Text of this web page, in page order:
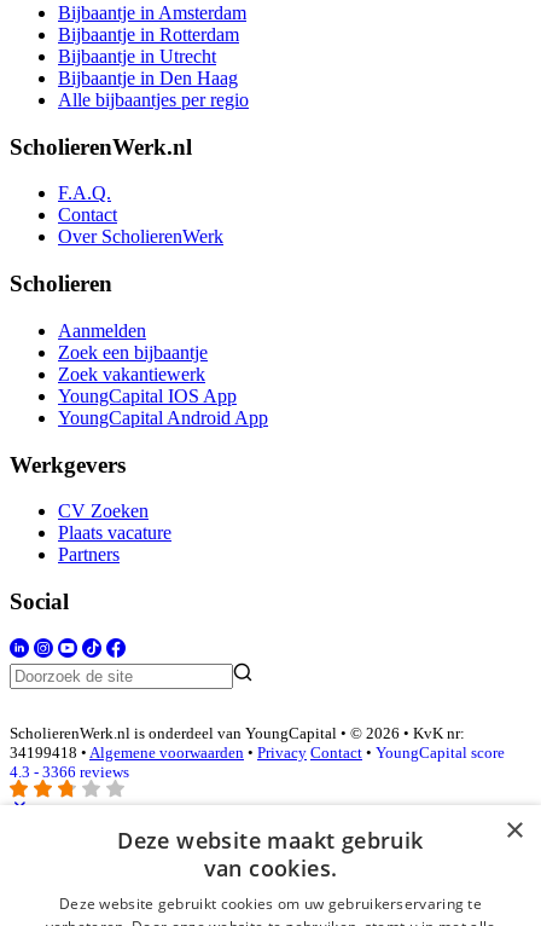
Bijbaantje in Amsterdam
Bijbaantje in Rotterdam
Bijbaantje in Utrecht
Bijbaantje in Den Haag
Alle bijbaantjes per regio
ScholierenWerk.nl
F.A.Q.
Contact
Over ScholierenWerk
Scholieren
Aanmelden
Zoek een bijbaantje
Zoek vakantiewerk
YoungCapital IOS App
YoungCapital Android App
Werkgevers
CV Zoeken
Plaats vacature
Partners
Social
ScholierenWerk.nl is onderdeel van YoungCapital • © 2026 • KvK nr:
34199418 • Algemene voorwaarden • Privacy Contact • YoungCapital score
4.3 - 3366 reviews
E-mail*
×
Deze website maakt gebruik
van cookies.
Deze website gebruikt cookies om uw gebruikerservaring te